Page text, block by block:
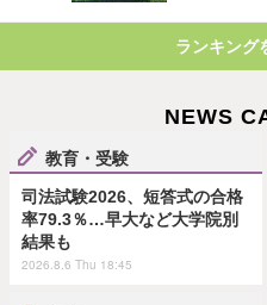
ランキング
NEWS
教育・受験
司法試験2026、短答式の合格
率79.3％…早大など大学院別
結果も
2026.8.6 Thu 18:45